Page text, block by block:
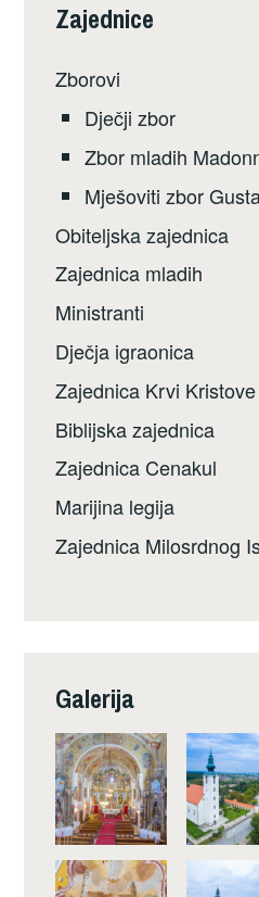
Zajednice
Zborovi
Dječji zbor
Zbor mladih
Mješoviti zbor
Obiteljska zajednica
Zajednica mladih
Ministranti
Dječja igraonica
Zajednica Krvi Kristove
Biblijska zajednica
Zajednica Cenakul
Marijina legija
Zajednica Milosrdnog
Galerija